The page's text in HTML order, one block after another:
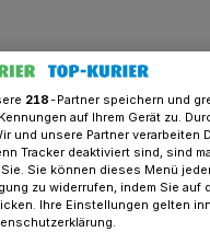
218-Partner speichern und
auf Ihrem Gerät zu.
und unsere Partner
Tracker deaktiviert sind, sind
Sie können dieses Menü
zu widerrufen, indem Sie
Ihre Einstellungen gelten